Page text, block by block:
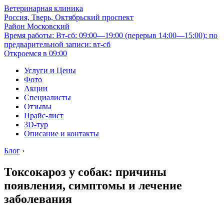
Ветеринарная клиника
Россия, Тверь, Октябрьский проспект
Район Московский
Время работы: Вт-сб: 09:00—19:00 (перерыв 14:00—15:00); по
предварительной записи: вт-сб
Откроемся в 09:00
Услуги и Цены
Фото
Акции
Специалисты
Отзывы
Прайс-лист
3D-тур
Описание и контакты
Блог ›
Токсокароз у собак: причины
появления, симптомы и лечение
заболевания